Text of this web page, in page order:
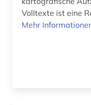
belgien (4)
beratung (1)
berlin deutsches institut für menschenrechte
Volltexte ist eine
Mehr